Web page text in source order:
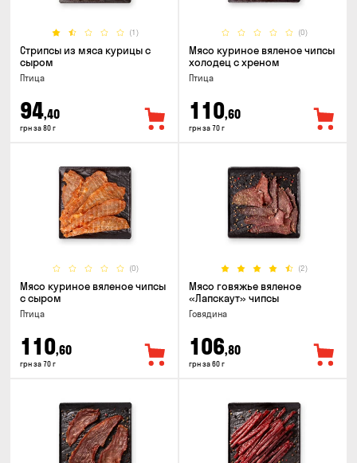
(1)
Стрипсы из мяса курицы с
сыром
Птица
94,40
грн за 80 г
(0)
Мясо куриное вяленое чипсы
холодец с хреном
Птица
110,60
грн за 70 г
(0)
Мясо куриное вяленое чипсы
с сыром
Птица
110,60
грн за 70 г
(2)
Мясо говяжье вяленое
«Лапскаут» чипсы
Говядина
106,80
грн за 60 г